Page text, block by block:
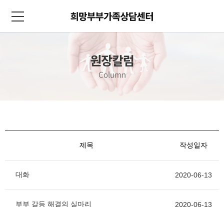
원장칼럼
Column
제목 작성일자
대화 2020-06-13
부부 갈등 해결의 실마리 2020-06-13